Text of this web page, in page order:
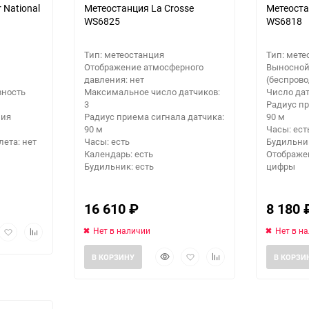
National
нет
ДобавитьДобавить
Метеостанция La Crosse
WS6825
Тип: метеостанция
Отображение атмосферного
давления: нет
Максимальное число датчиков:
3
Радиус приема сигнала датчика:
90 м
Часы: есть
Календарь: есть
Будильник: есть
16 610₽
Нет в наличии
БыстрыйДобавитьДобавить
В КОРЗИНУ
WS6818
Тип:
Число
Радиус
90 м
Часы:
цифры
8 180
Нет в
В